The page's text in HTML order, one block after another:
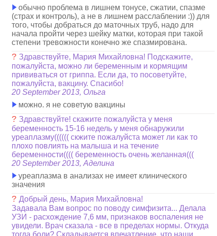
обычно проблема в лишнем тонусе, сжатии, спазме
(страх и контроль), а не в лишнем расслаблении :)) для
того, чтобы добраться до маточных труб, надо для
начала пройти через шейку матки, которая при такой
степени тревожности конечно же спазмирована.
? Здравствуйте, Мария Михайловна! Подскажите,
пожалуйста, можно ли беременным и кормящим
прививаться от гриппа. Если да, то посоветуйте,
пожалуйста, вакцину. Спасибо!
20 September 2013, Ольга
можно. я не советую вакцины
? Здравствуйте! скажите пожалуйста у меня
беременность 15-16 недель у меня обнаружили
уреаплазму(((((( скжите пожалуйста может ли как то
плохо повлиять на малыша и на течение
беременности(((( беременность очень желанная(((
20 September 2013, Аделина
уреаплазма в анализах не имеет клинического
значения
?Добрый день, Мария Михайловна!
Задавала Вам вопрос по поводу симфизита... Делала
УЗИ - расхождение 7,6 мм, признаков воспаления не
увидели. Врач сказала - все в пределах нормы. Откуда
тогда боли? Складывается впечатление, что наши